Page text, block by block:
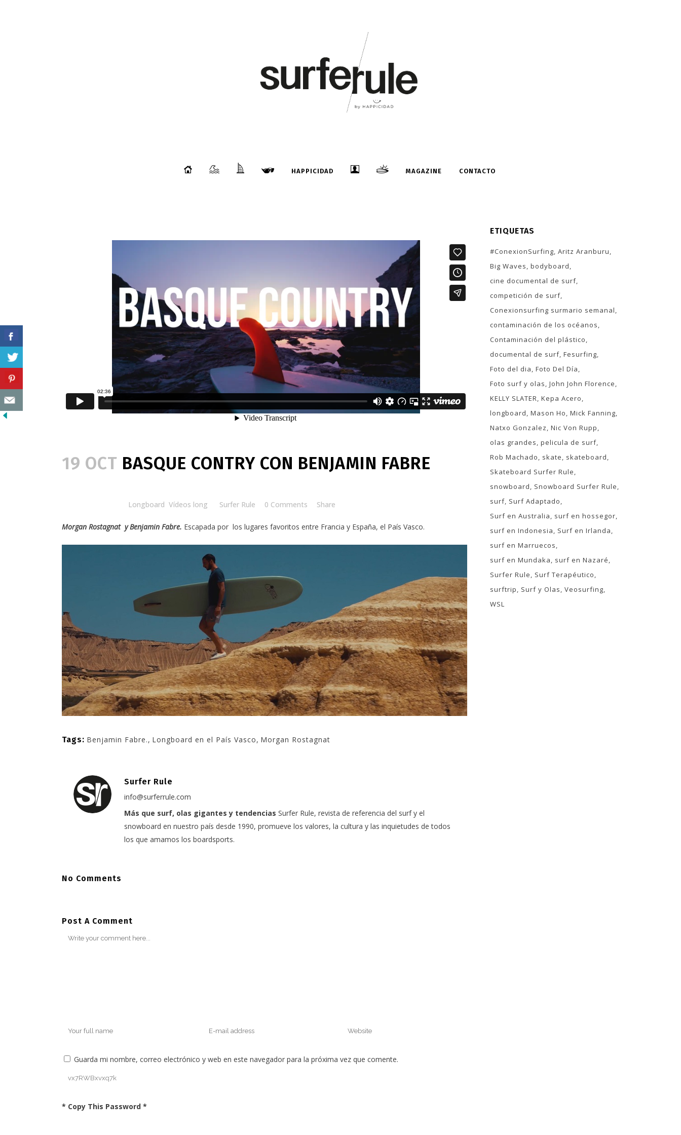
HAPPICIDAD MAGAZINE CONTACTO
19 OCT BASQUE CONTRY CON BENJAMIN FABRE
Longboard Vídeos long Surfer Rule 0 Comments Share
Morgan Rostagnat yBenjamin Fabre. Escapada por los lugares favoritos entre Francia y España, el País Vasco.
Tags: Benjamin Fabre., Longboard en el País Vasco, Morgan Rostagnat
Surfer Rule
info@surferrule.com
Más que surf, olas gigantes y tendencias Surfer Rule, revista de referencia del surf y el
snowboard en nuestro país desde 1990, promueve los valores, la cultura y las inquietudes de todos
los que amamos los boardsports.
No Comments
Post A Comment
Guarda mi nombre, correo electrónico y web en este navegador para la próxima vez que comente.
* Copy This Password *
ETIQUETAS
#ConexionSurfing Aritz Aranburu
Big Waves bodyboard
cine documental de surf
competición de surf
Conexionsurfing surmario semanal
contaminación de los océanos
Contaminación del plástico
documental de surf Fesurfing
Foto del dia Foto Del Día
Foto surf y olas John John Florence
KELLY SLATER Kepa Acero
longboard Mason Ho Mick Fanning
Natxo Gonzalez Nic Von Rupp
olas grandes pelicula de surf
Rob Machado
skate
skateboard
Skateboard Surfer Rule
snowboard
Snowboard Surfer Rule
surf Surf Adaptado
Surf en Australia
surf en hossegor
surf en Indonesia
Surf en Irlanda
surf en Marruecos
surf en Mundaka
surf en Nazaré
Surfer Rule
Surf Terapéutico
surftrip
Surf y Olas Veosurfing
WSL